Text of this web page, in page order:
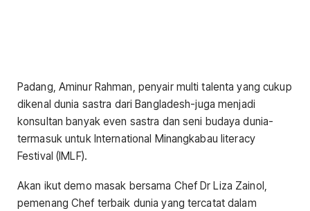
Padang, Aminur Rahman, penyair multi talenta yang cukup
dikenal dunia sastra dari Bangladesh-juga menjadi
konsultan banyak even sastra dan seni budaya dunia-
termasuk untuk International Minangkabau literacy
Festival (IMLF).
Akan ikut demo masak bersama Chef Dr Liza Zainol,
pemenang Chef terbaik dunia yang tercatat dalam